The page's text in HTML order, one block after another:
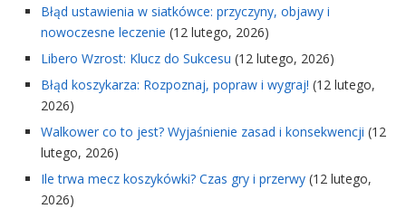
Błąd ustawienia w siatkówce: przyczyny, objawy i
nowoczesne leczenie (12 lutego, 2026)
Libero Wzrost: Klucz do Sukcesu (12 lutego, 2026)
Błąd koszykarza: Rozpoznaj, popraw i wygraj! (12 lutego,
2026)
Walkower co to jest? Wyjaśnienie zasad i konsekwencji (12
lutego, 2026)
Ile trwa mecz koszykówki? Czas gry i przerwy (12 lutego,
2026)